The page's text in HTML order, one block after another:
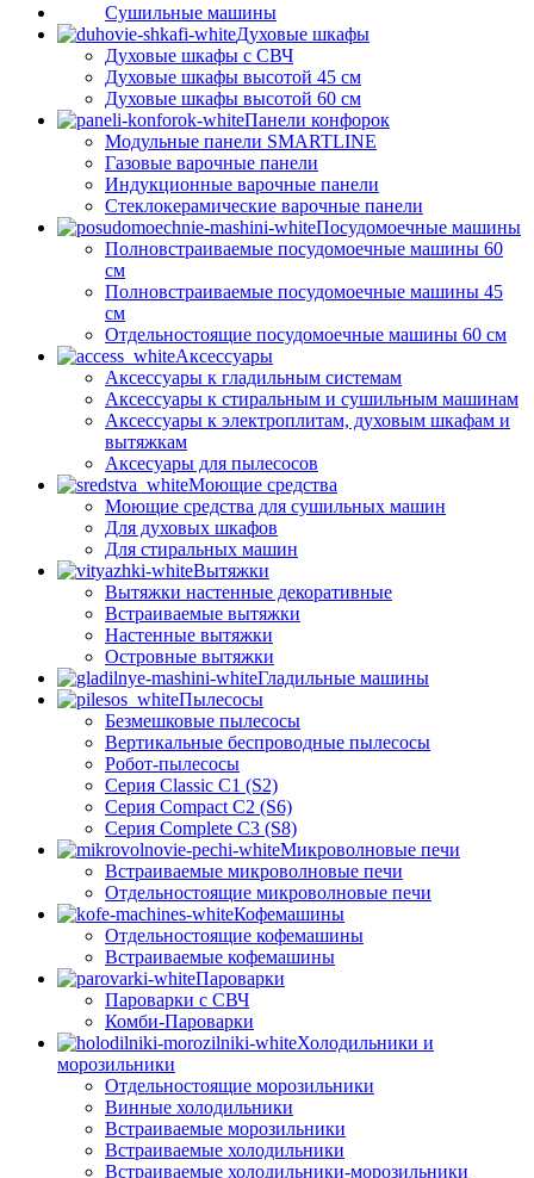
Сушильные машины
Духовые шкафы
Духовые шкафы с СВЧ
Духовые шкафы высотой 45 см
Духовые шкафы высотой 60 см
Панели конфорок
Модульные панели SMARTLINE
Газовые варочные панели
Индукционные варочные панели
Стеклокерамические варочные панели
Посудомоечные машины
Полновстраиваемые посудомоечные машины 60
см
Полновстраиваемые посудомоечные машины 45
см
Отдельностоящие посудомоечные машины 60 см
Аксессуары
Аксессуары к гладильным системам
Аксессуары к стиральным и сушильным машинам
Аксессуары к электроплитам, духовым шкафам и
вытяжкам
Аксесуары для пылесосов
Моющие средства
Моющие средства для сушильных машин
Для духовых шкафов
Для стиральных машин
Вытяжки
Вытяжки настенные декоративные
Встраиваемые вытяжки
Настенные вытяжки
Островные вытяжки
Гладильные машины
Пылесосы
Безмешковые пылесосы
Вертикальные беспроводные пылесосы
Робот-пылесосы
Серия Classic C1 (S2)
Серия Compact C2 (S6)
Серия Complete C3 (S8)
Микроволновые печи
Встраиваемые микроволновые печи
Отдельностоящие микроволновые печи
Кофемашины
Отдельностоящие кофемашины
Встраиваемые кофемашины
Пароварки
Пароварки с СВЧ
Комби-Пароварки
Холодильники и
морозильники
Отдельностоящие морозильники
Винные холодильники
Встраиваемые морозильники
Встраиваемые холодильники
Встраиваемые холодильники-морозильники